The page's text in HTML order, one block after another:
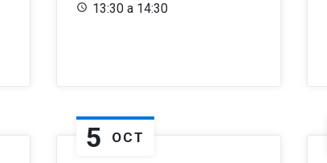
13:30 a 14:30
5 OCT